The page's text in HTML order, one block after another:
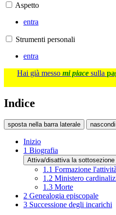
Aspetto
entra
Strumenti personali
entra
Hai già messo mi piace sulla
Indice
sposta nella barra laterale nascondi
Inizio
1 Biografia
Attiva/disattiva la sottosezione
1.1 Formazione
1.2 Ministero
1.3 Morte
2 Genealogia episcopale
3 Successione degli incarichi